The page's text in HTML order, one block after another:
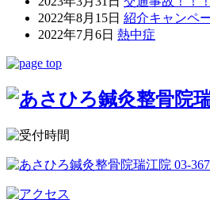
2022年8月15日 紹介キャンペ
2022年7月6日 熱中症